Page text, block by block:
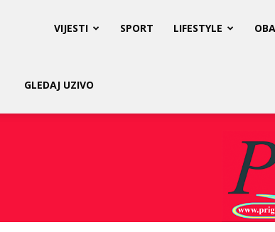
Kaj
VIJESTI SPORT LIFESTYLE
GLEDAJ UZIVO